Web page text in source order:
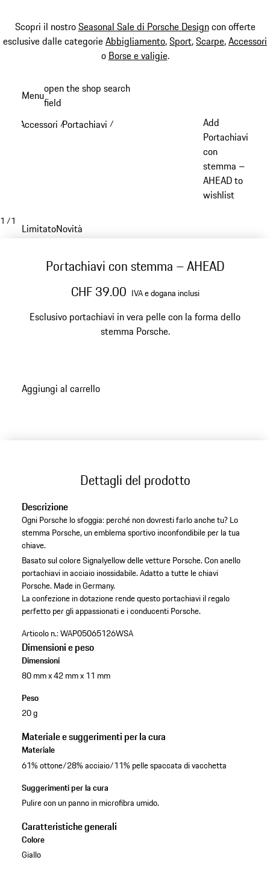
Scopri il nostroSeasonal Sale di Porsche Designcon offerte
esclusive dalle categorieAbbigliamento,Sport,Scarpe,Accessori
o Borse e valigie.
principale
Menuopen the shop search
field
Accessori /Portachiavi /
Add
Portachiavi
con
stemma –
AHEAD to
wishlist
1 /1
LimitatoNovità
Portachiavi con stemma – AHEAD
CHF 39.00 IVA e dogana inclusi
Esclusivo portachiavi in vera pelle con la forma dello
stemma Porsche.
Aggiungi al carrello
Dettagli del prodotto
Descrizione
Ogni Porsche lo sfoggia: perché non dovresti farlo anche tu? Lo
stemma Porsche, un emblema sportivo inconfondibile per la tua
chiave.
Basato sul colore Signalyellow delle vetture Porsche.Con anello
portachiavi in acciaio inossidabile.Adatto a tutte le chiavi
Porsche. Made in Germany.
La confezione in dotazione rende questo portachiavi il regalo
perfetto per gli appassionati e i conducenti Porsche.
Articolo n.:WAP05065126WSA
Dimensioni e peso
Dimensioni
80 mm x 42 mm x 11 mm
Peso
20 g
Materiale e suggerimenti per la cura
Materiale
61% ottone/28% acciaio/11% pelle spaccata di vacchetta
Suggerimenti per la cura
Pulire con un panno in microfibra umido.
Caratteristiche generali
Colore
Giallo